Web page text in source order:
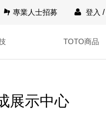
專業人士招募 登入 /
TOTO商品
展示中心